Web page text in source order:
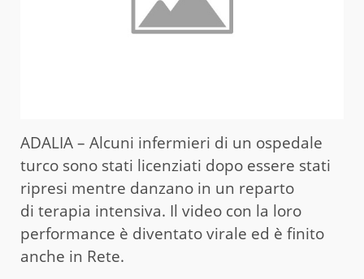
ADALIA – Alcuni infermieri di un ospedale
turco sono stati licenziati dopo essere stati
ripresi mentre danzano in un reparto
di terapia intensiva. Il video con la loro
performance è diventato virale ed è finito
anche in Rete.